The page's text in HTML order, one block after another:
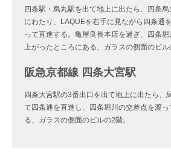
四条駅・烏丸駅を出て地上に出たら、四条
にわたり、LAQUEを右手に見ながら四条通
って直進する。亀屋良長本店を過ぎ、四条
上がったところにある、ガラスの側面のビル
阪急京都線 四条大宮駅
四条大宮駅の3番出口を出て地上に出たら、
て四条通を直進し、四条堀川の交差点を渡
る、ガラスの側面のビルの2階。